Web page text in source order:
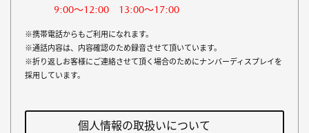
9:00～12:00 13:00～17:00
※携帯電話からもご利用になれます。
※通話内容は、内容確認のため録音させて頂いています。
※折り返しお客様にご連絡させて頂く場合のためにナンバーディスプレイを
採用しています。
個人情報の取扱いについて